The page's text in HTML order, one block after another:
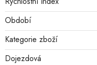
Období
Kategorie zboží
Dojezdová